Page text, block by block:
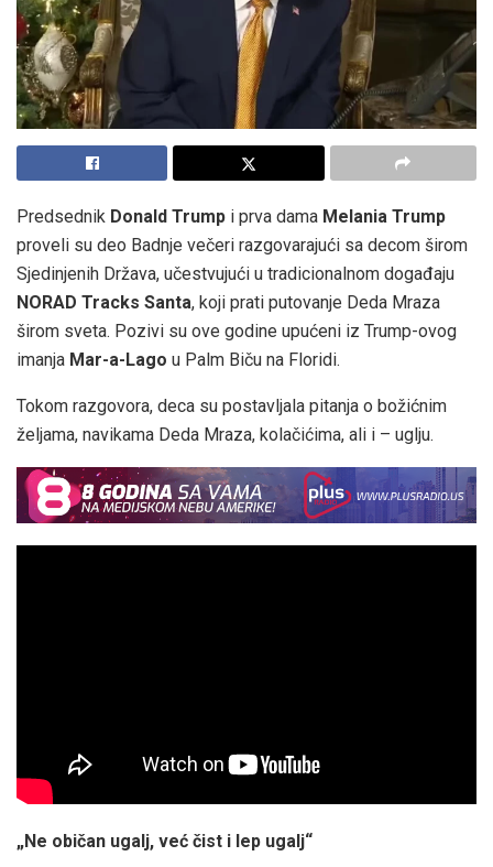
Predsednik Donald Trump i prva dama Melania Trump
proveli su deo Badnje večeri razgovarajući sa decom širom
Sjedinjenih Država, učestvujući u tradicionalnom događaju
NORAD Tracks Santa, koji prati putovanje Deda Mraza
širom sveta. Pozivi su ove godine upućeni iz Trump-ovog
imanja Mar-a-Lago u Palm Biču na Floridi.
Tokom razgovora, deca su postavljala pitanja o božićnim
željama, navikama Deda Mraza, kolačićima, ali i – uglju.
„Ne običan ugalj, već čist i lep ugalj“